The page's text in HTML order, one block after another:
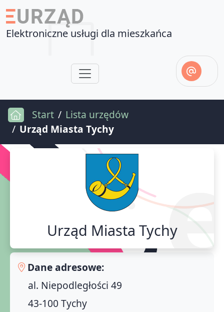
Elektroniczne usługi dla mieszkańca
Start
Lista urzędów
Urząd Miasta Tychy
Urząd Miasta Tychy
Dane adresowe:
al. Niepodległości 49
43-100 Tychy